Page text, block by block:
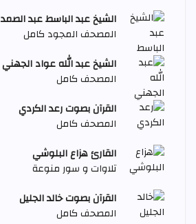
الشيخ عبد الباسط عبد الصمد
المصحف المجود كامل
الشيخ عبد الله عواد الجهني
المصحف كامل
القرآن بصوت رعد الكردي
المصحف كامل
القارئ هزاع البلوشي
تلاوات و سور منوعة
القرآن بصوت خالد الجليل
المصحف كامل